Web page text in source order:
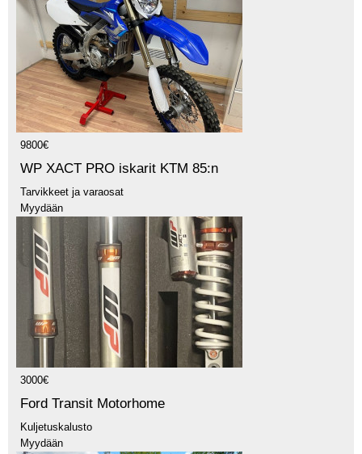
9800€
WP XACT PRO iskarit KTM 85:n
Tarvikkeet ja varaosat
Myydään
3000€
Ford Transit Motorhome
Kuljetuskalusto
Myydään